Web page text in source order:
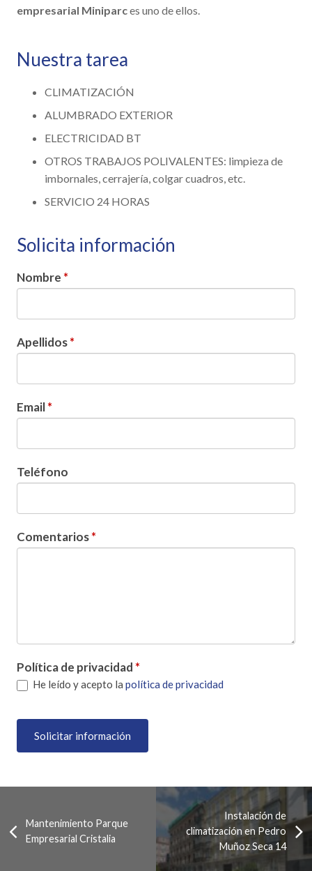
empresarial Miniparces uno de ellos.
Nuestra tarea
CLIMATIZACIÓN
ALUMBRADO EXTERIOR
ELECTRICIDAD BT
OTROS TRABAJOS POLIVALENTES: limpieza de
imbornales, cerrajería, colgar cuadros, etc.
SERVICIO 24 HORAS
Solicita información
Nombre *
Apellidos*
Email*
Teléfono
Comentarios*
Política de privacidad *
He leído y acepto la política de privacidad
Solicitar información
Instalación de
climatización en Pedro
Muñoz Seca 14
Mantenimiento Parque
Empresarial Cristalia